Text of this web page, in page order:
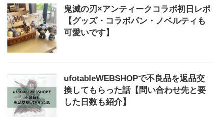
鬼滅の刃×アンティークコラボ初日レポ
【グッズ・コラボパン・ノベルティも
可愛いです】
ufotableWEBSHOPで不良品を返品交
換してもらった話【問い合わせ先と要
した日数も紹介】